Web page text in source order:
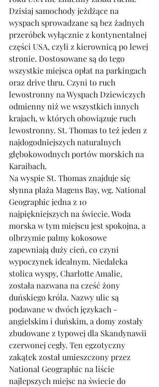
Dzisiaj samochody jeżdżące na
wyspach sprowadzane są bez żadnych
przeróbek wyłącznie z kontynentalnej
części USA, czyli z kierownicą po lewej
stronie. Dostosowane są do tego
wszystkie miejsca opłat na parkingach
oraz drive thru. Czyni to ruch
lewostronny na Wyspach Dziewiczych
odmienny niż we wszystkich innych
krajach, w których obowiązuje ruch
lewostronny. St. Thomas to też jeden z
najdogodniejszych naturalnych
głębokowodnych portów morskich na
Karaibach.
Na wyspie St. Thomas znajduje się
słynna plaża Magens Bay, wg. National
Geographic jedna z 10
najpiękniejszych na świecie. Woda
morska w tym miejscu jest spokojna, a
olbrzymie palmy kokosowe
zapewniają duży cień, co czyni
wypoczynek idealnym. Niedaleka
stolica wyspy, Charlotte Amalie,
została nazwana na cześć żony
duńskiego króla. Nazwy ulic są
podawane w dwóch językach -
angielskim i duńskim, a domy zostały
zbudowane z typowej dla Skandynawii
czerwonej cegły. Ten egzotyczny
zakątek został umieszczony przez
National Geographic na liście
najlepszych miejsc na świecie do